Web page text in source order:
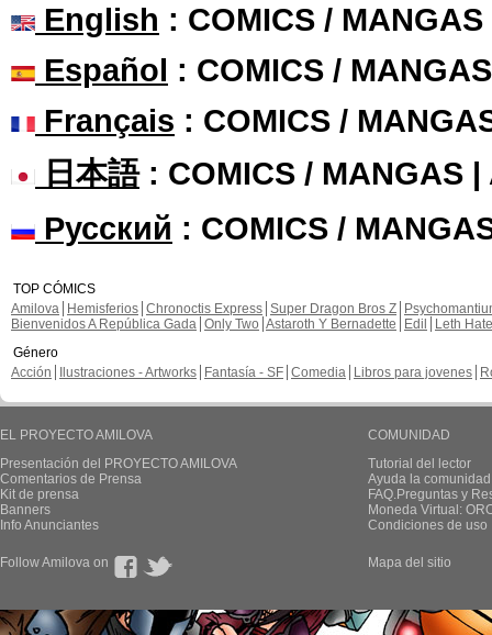
English : COMICS /
Español : COMICS /
Français : COMICS /
日本語: COMICS / MANGAS |
Русский : COMICS /
TOP CÓMICS
Amilova
Hemisferios Chronoctis Express Super Dragon Bros Z
Bienvenidos A República Gada Only Two Astaroth Y Bernadette Edil
Leth Hate
Género
Acción
Ilustraciones - Artworks Fantasía - SF Comedia Libros para jovenes
EL PROYECTO AMILOVA
Presentación del PROYECTO AMILOVA
Comentarios de Prensa
Kit de prensa
Banners
Info Anunciantes
COMUNIDAD
Tutorial del lector
Ayuda la
FAQ.Preguntas y
Moneda Virtual:
Condiciones de uso
Follow Amilova on Mapa del sitio